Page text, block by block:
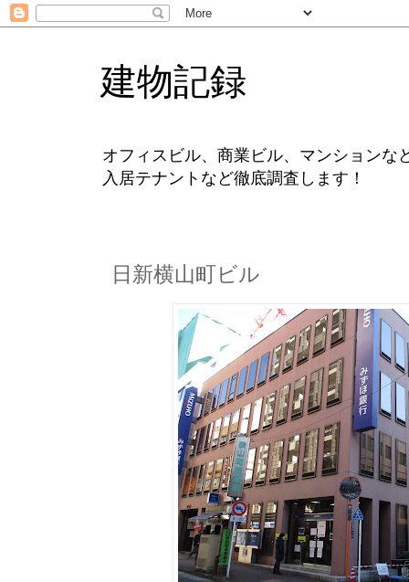
建物記録
オフィスビル、商業ビル、マンションな
入居テナントなど徹底調査します！
日新横山町ビル